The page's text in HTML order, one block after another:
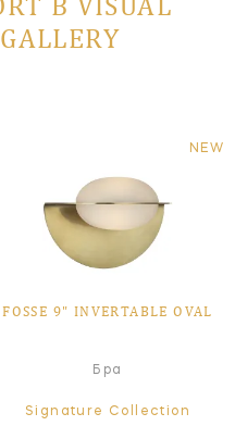
NEW
FOSSE 9" INVERTABLE OVAL
Бра
Signature Collection